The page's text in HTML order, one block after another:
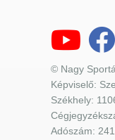
© Nagy
Képviselő:
Székhely:
Adószám: